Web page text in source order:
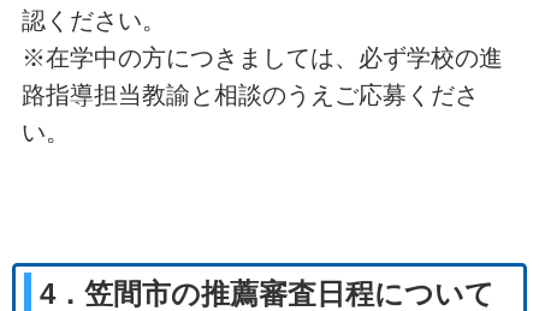
認ください。
※在学中の方につきましては、必ず学校の進
路指導担当教諭と相談のうえご応募くださ
い。
4．笠間市の推薦審査日程について